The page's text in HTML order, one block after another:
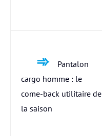
Pantalon
cargo homme : le
come-back utilitaire de
la saison